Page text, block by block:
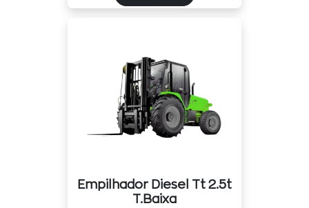
Empilhador Diesel Tt 2.5t
T.baixa